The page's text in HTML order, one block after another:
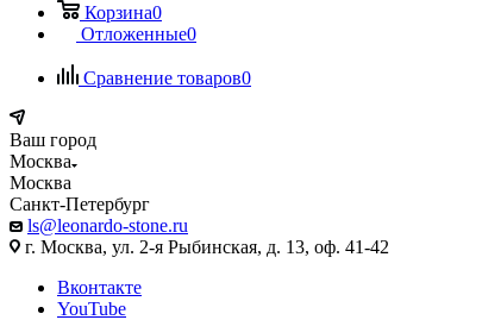
Корзина0
Отложенные0
Сравнение товаров0
Ваш город
Москва
Москва
Санкт-Петербург
ls@leonardo-stone.ru
г. Москва, ул. 2-я Рыбинская, д. 13, оф. 41-42
Вконтакте
YouTube